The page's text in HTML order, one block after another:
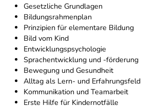
Gesetzliche Grundlagen
Bildungsrahmenplan
Prinzipien für elementare Bildung
Bild vom Kind
Entwicklungspsychologie
Sprachentwicklung und -förderung
Bewegung und Gesundheit
Alltag als Lern- und Erfahrungsfeld
Kommunikation und Teamarbeit
Erste Hilfe für Kindernotfälle